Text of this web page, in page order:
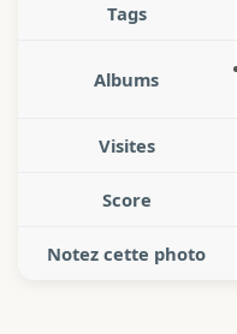
Tags
Albums
Visites
Score
Notez cette photo